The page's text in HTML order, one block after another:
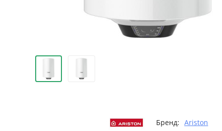
Бренд: Ariston